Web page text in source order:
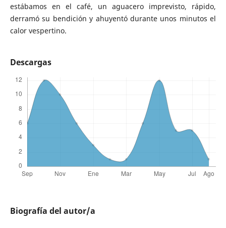
estábamos en el café, un aguacero imprevisto, rápido,
derramó su bendición y ahuyentó durante unos minutos el
calor vespertino.
Descargas
Biografía del autor/a